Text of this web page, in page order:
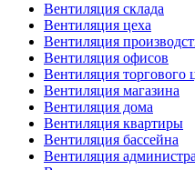
Вентиляция склада
Вентиляция цеха
Вентиляция
Вентиляция офисов
Вентиляция торгового
Вентиляция магазина
Вентиляция дома
Вентиляция квартиры
Вентиляция бассейна
Вентиляция